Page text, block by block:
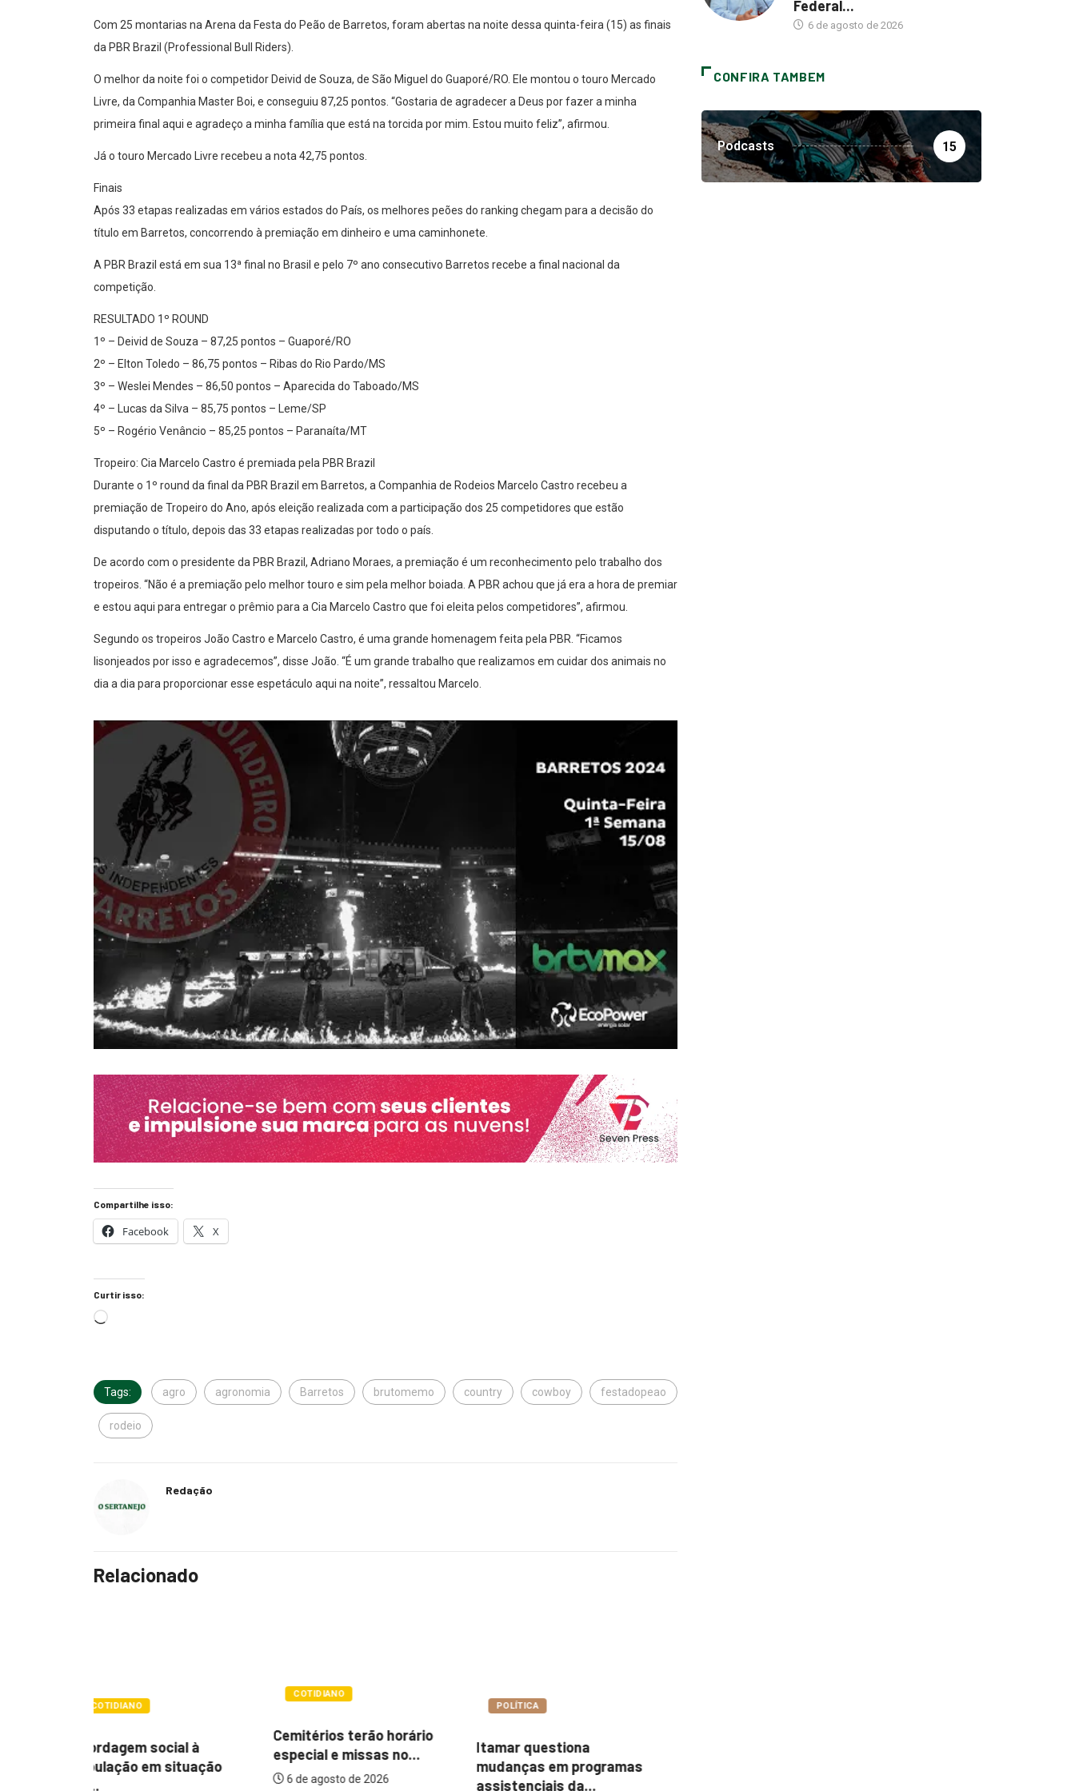
Com 25 montarias na Arena da Festa do Peão de Barretos, foram abertas na noite dessa quinta-feira (15) as finais
da PBR Brazil (Professional Bull Riders).
O melhor da noite foi o competidor Deivid de Souza, de São Miguel do Guaporé/RO. Ele montou o touro Mercado
Livre, da Companhia Master Boi, e conseguiu 87,25 pontos. “Gostaria de agradecer a Deus por fazer a minha
primeira final aqui e agradeço a minha família que está na torcida por mim. Estou muito feliz”, afirmou.
Já o touro Mercado Livre recebeu a nota 42,75 pontos.
Finais
Após 33 etapas realizadas em vários estados do País, os melhores peões do ranking chegam para a decisão do
título em Barretos, concorrendo à premiação em dinheiro e uma caminhonete.
A PBR Brazil está em sua 13ª final no Brasil e pelo 7º ano consecutivo Barretos recebe a final nacional da
competição.
RESULTADO 1º ROUND
1º – Deivid de Souza – 87,25 pontos – Guaporé/RO
2º – Elton Toledo – 86,75 pontos – Ribas do Rio Pardo/MS
3º – Weslei Mendes – 86,50 pontos – Aparecida do Taboado/MS
4º – Lucas da Silva – 85,75 pontos – Leme/SP
5º – Rogério Venâncio – 85,25 pontos – Paranaíta/MT
Tropeiro: Cia Marcelo Castro é premiada pela PBR Brazil
Durante o 1º round da final da PBR Brazil em Barretos, a Companhia de Rodeios Marcelo Castro recebeu a
premiação de Tropeiro do Ano, após eleição realizada com a participação dos 25 competidores que estão
disputando o título, depois das 33 etapas realizadas por todo o país.
De acordo com o presidente da PBR Brazil, Adriano Moraes, a premiação é um reconhecimento pelo trabalho dos
tropeiros. “Não é a premiação pelo melhor touro e sim pela melhor boiada. A PBR achou que já era a hora de premiar
e estou aqui para entregar o prêmio para a Cia Marcelo Castro que foi eleita pelos competidores”, afirmou.
Segundo os tropeiros João Castro e Marcelo Castro, é uma grande homenagem feita pela PBR. “Ficamos
lisonjeados por isso e agradecemos”, disse João. “É um grande trabalho que realizamos em cuidar dos animais no
dia a dia para proporcionar esse espetáculo aqui na noite”, ressaltou Marcelo.
Compartilhe isso:
Facebook X
Curtir isso:
Tags: agro agronomia Barretos brutomemo country cowboy festadopeao
rodeio
Redação
Relacionado
especial e missas no...
6 de agosto de 2026
Itamar questiona
assistenciais da...
COTIDIANO
Abordagem social à
população em situação
de...
Federal...
6 de agosto de 2026
CONFIRA TAMBEM
Podcasts 15